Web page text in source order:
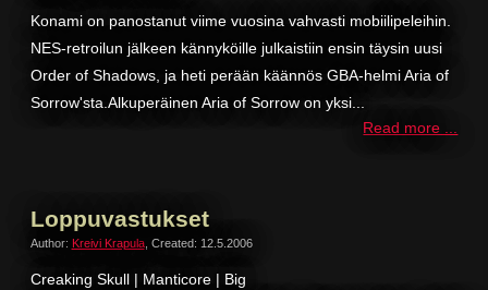
Konami on panostanut viime vuosina vahvasti mobiilipeleihin.
NES-retroilun jälkeen kännyköille julkaistiin ensin täysin uusi
Order of Shadows, ja heti perään käännös GBA-helmi Aria of
Sorrow'sta.Alkuperäinen Aria of Sorrow on yksi...
Read more ...
Loppuvastukset
Author: Kreivi Krapula, Created: 12.5.2006
Creaking Skull | Manticore | Big